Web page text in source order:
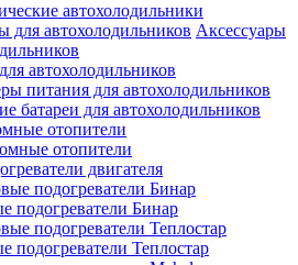
автохолодильники
Аксессуары
автохолодильников
питания для автохолодильников
батареи для автохолодильников
отопители
отопители
двигателя
подогреватели Бинар
подогреватели Теплостар